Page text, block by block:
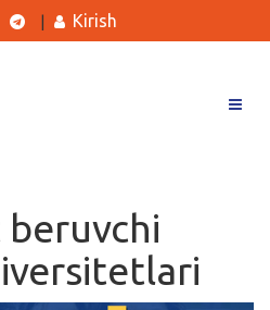
Kirish
beruvchi